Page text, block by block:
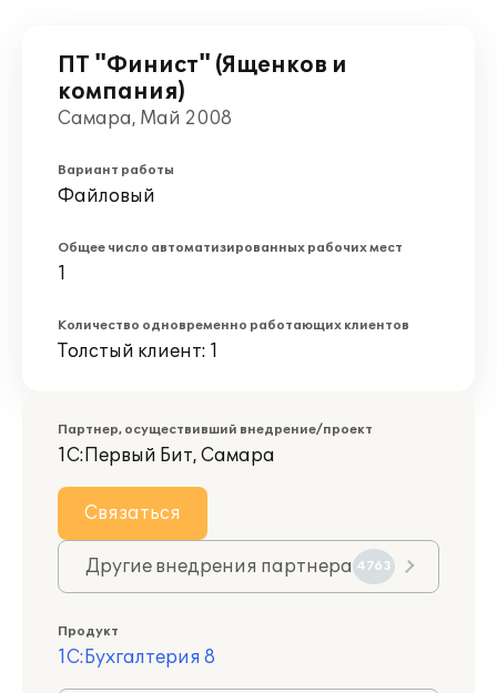
ПТ "Финист" (Ященков и
компания)
Самара, Май 2008
Вариант работы
Файловый
Общее число автоматизированных рабочих мест
1
Количество одновременно работающих клиентов
Толстый клиент: 1
Партнер, осуществивший внедрение/проект
1С:Первый Бит, Самара
Связаться
Другие внедрения партнера 4763
Продукт
1С:Бухгалтерия 8